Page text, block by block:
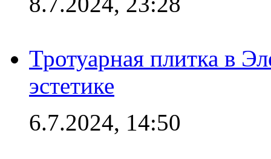
Тротуарная плитка в
эстетике
6.7.2024, 14:50